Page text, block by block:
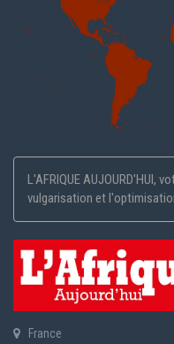
L'AFRIQUE AUJOURD'HUI,
vulgarisation et
France